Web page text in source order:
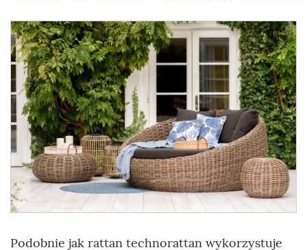
Podobnie jak rattan technorattan wykorzystuje